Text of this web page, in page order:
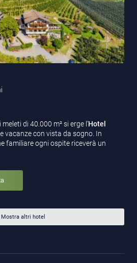
di 40.000 m² si erge l’Hotel
vacanze con vista da sogno. In
familiare ogni ospite riceverà un
Mostra altri hotel